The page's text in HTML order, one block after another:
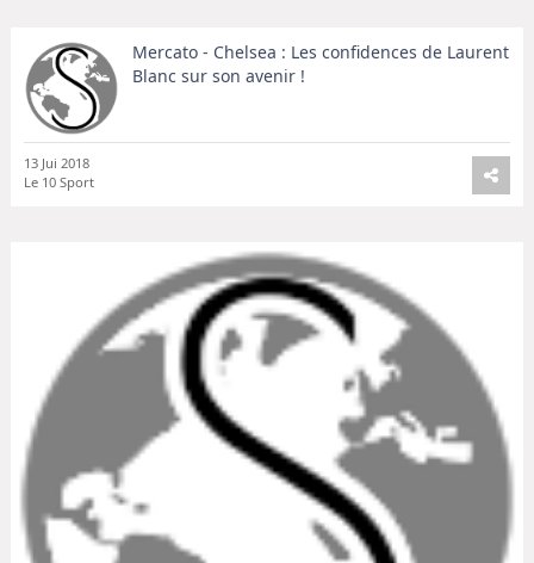
Mercato - Chelsea : Les confidences de Laurent
Blanc sur son avenir !
13 Jui 2018
Le 10 Sport